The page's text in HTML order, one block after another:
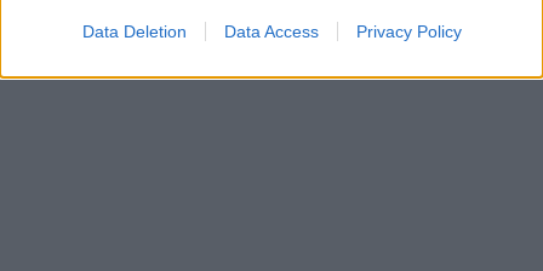
Data Deletion Data Access Privacy Policy